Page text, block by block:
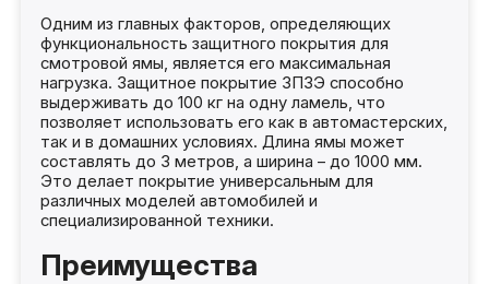
Одним из главных факторов, определяющих
функциональность защитного покрытия для
смотровой ямы, является его максимальная
нагрузка. Защитное покрытие ЗП3Э способно
выдерживать до 100 кг на одну ламель, что
позволяет использовать его как в автомастерских,
так и в домашних условиях. Длина ямы может
составлять до 3 метров, а ширина – до 1000 мм.
Это делает покрытие универсальным для
различных моделей автомобилей и
специализированной техники.
Преимущества